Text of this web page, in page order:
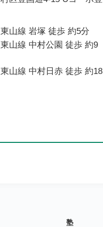
山線 岩塚 徒歩 約5分
山線 中村公園 徒歩 約9
山線 中村日赤 徒歩 約18
塾